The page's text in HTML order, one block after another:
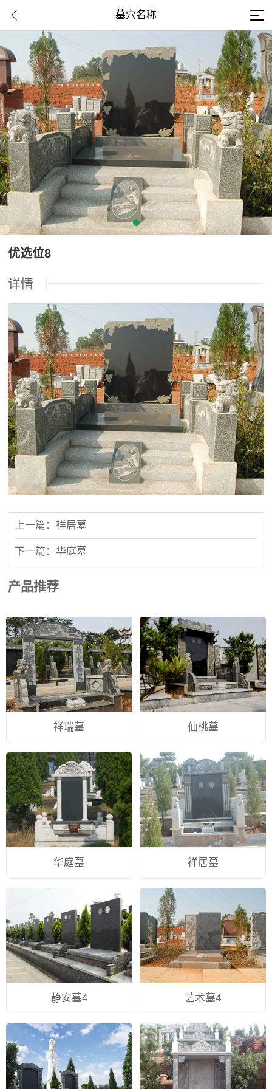
墓穴名称
优选位8
详情
上一篇：祥居墓
下一篇：华庭墓
产品推荐
祥瑞墓 仙桃墓
华庭墓 祥居墓
静安墓4 艺术墓4